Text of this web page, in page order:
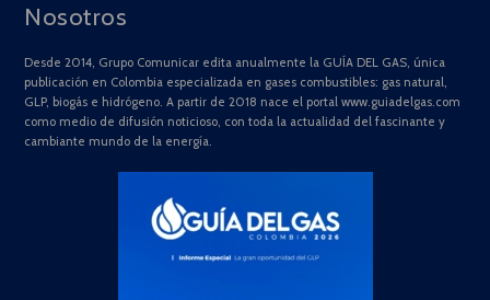
Nosotros
Desde 2014, Grupo Comunicar edita anualmente la GUÍA DEL GAS, única
publicación en Colombia especializada en gases combustibles: gas natural,
GLP, biogás e hidrógeno. A partir de 2018 nace el portal www.guiadelgas.com
como medio de difusión noticioso, con toda la actualidad del fascinante y
cambiante mundo de la energía.